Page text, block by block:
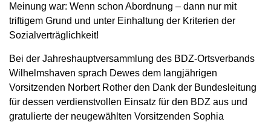
Meinung war: Wenn schon Abordnung – dann nur mit
triftigem Grund und unter Einhaltung der Kriterien der
Sozialverträglichkeit!
Bei der Jahreshauptversammlung des BDZ-Ortsverbands
Wilhelmshaven sprach Dewes dem langjährigen
Vorsitzenden Norbert Rother den Dank der Bundesleitung
für dessen verdienstvollen Einsatz für den BDZ aus und
gratulierte der neugewählten Vorsitzenden Sophia